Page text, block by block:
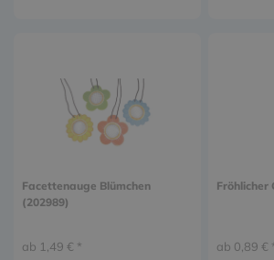
Facettenauge Blümchen
(202989)
ab 1,49 € *
Fröhlicher
ab 0,89 €